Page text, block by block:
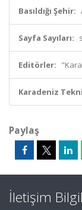
Basıldığı Şehir:
Sayfa Sayıları:
Editörler:
Karadeniz
Paylaş
İletişim